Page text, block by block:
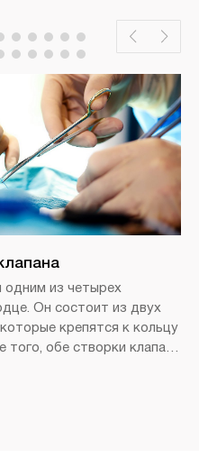
одним из четырех
Он состоит из двух
крепятся к кольцу
того, обе створки клапана